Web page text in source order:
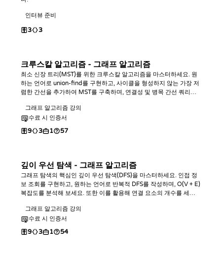
인터뷰 준비
3 3
크루스칼 알고리즘 - 그래프 알고리즘
최소 신장 트리(MST)를 위한 크루스칼 알고리즘을 마스터하세요. 원
하는 언어로 union-find를 구현하고, 사이클을 형성하지 않는 가장 저
렴한 간선을 추가하여 MST를 구축하며, 연결성 및 병목 간선 쿼리를
그래프 알고리즘 강의
수료 시 인증서
9 3 1 57
깊이 우선 탐색 - 그래프 알고리즘
그래프 탐색의 핵심인 깊이 우선 탐색(DFS)을 마스터하세요. 인접 정
보 조회를 구현하고, 원하는 언어로 반복적 DFS를 작성하며, O(V + E)
복잡도를 분석해 보세요. 또한 이를 활용해 연결 요소의 개수를 세고
그래프 알고리즘 강의
수료 시 인증서
9 3 1 54